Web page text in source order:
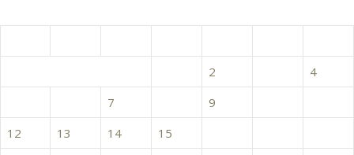
2
4
7 9
12
13 14 15